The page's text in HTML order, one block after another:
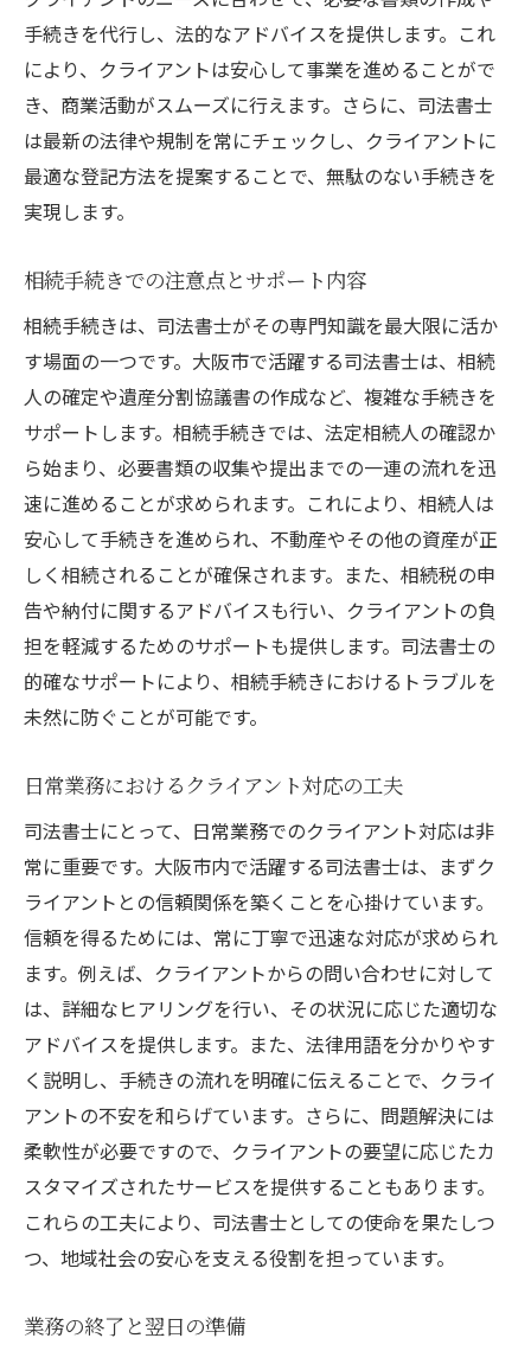
手続きを代行し、法的なアドバイスを提供します。これ
により、クライアントは安心して事業を進めることがで
き、商業活動がスムーズに行えます。さらに、司法書士
は最新の法律や規制を常にチェックし、クライアントに
最適な登記方法を提案することで、無駄のない手続きを
実現します。
相続手続きでの注意点とサポート内容
相続手続きは、司法書士がその専門知識を最大限に活か
す場面の一つです。大阪市で活躍する司法書士は、相続
人の確定や遺産分割協議書の作成など、複雑な手続きを
サポートします。相続手続きでは、法定相続人の確認か
ら始まり、必要書類の収集や提出までの一連の流れを迅
速に進めることが求められます。これにより、相続人は
安心して手続きを進められ、不動産やその他の資産が正
しく相続されることが確保されます。また、相続税の申
告や納付に関するアドバイスも行い、クライアントの負
担を軽減するためのサポートも提供します。司法書士の
的確なサポートにより、相続手続きにおけるトラブルを
未然に防ぐことが可能です。
日常業務におけるクライアント対応の工夫
司法書士にとって、日常業務でのクライアント対応は非
常に重要です。大阪市内で活躍する司法書士は、まずク
ライアントとの信頼関係を築くことを心掛けています。
信頼を得るためには、常に丁寧で迅速な対応が求められ
ます。例えば、クライアントからの問い合わせに対して
は、詳細なヒアリングを行い、その状況に応じた適切な
アドバイスを提供します。また、法律用語を分かりやす
く説明し、手続きの流れを明確に伝えることで、クライ
アントの不安を和らげています。さらに、問題解決には
柔軟性が必要ですので、クライアントの要望に応じたカ
スタマイズされたサービスを提供することもあります。
これらの工夫により、司法書士としての使命を果たしつ
つ、地域社会の安心を支える役割を担っています。
業務の終了と翌日の準備